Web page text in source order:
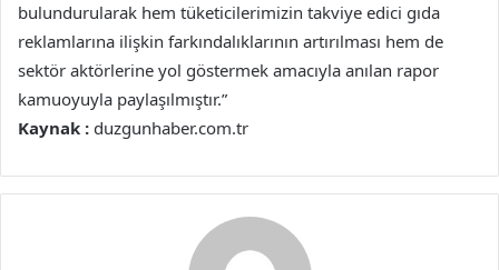
bulundurularak hem tüketicilerimizin takviye edici gıda
reklamlarına ilişkin farkındalıklarının artırılması hem de
sektör aktörlerine yol göstermek amacıyla anılan rapor
kamuoyuyla paylaşılmıştır.”
Kaynak : duzgunhaber.com.tr